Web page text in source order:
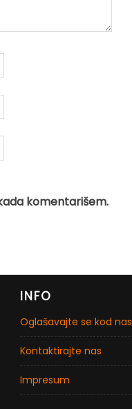
komentarišem.
INFO
Oglašavajte se kod nas
Kontaktirajte nas
Impresum